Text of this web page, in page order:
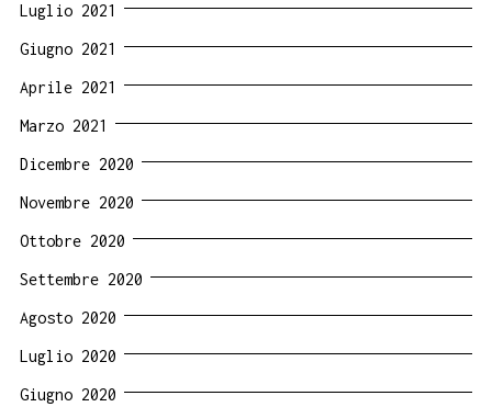
Luglio 2021
Giugno 2021
Aprile 2021
Marzo 2021
Dicembre 2020
Novembre 2020
Ottobre 2020
Settembre 2020
Agosto 2020
Luglio 2020
Giugno 2020